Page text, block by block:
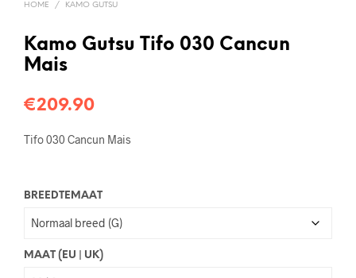
HOME / KAMO GUTSU
Kamo Gutsu Tifo 030 Cancun
Mais
€209.90
Tifo 030 Cancun Mais
BREEDTEMAAT
MAAT (EU | UK)